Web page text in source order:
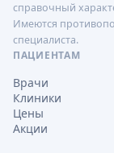
справочный
Имеются
специалиста.
ПАЦИЕНТАМ
Врачи
Клиники
Цены
Акции